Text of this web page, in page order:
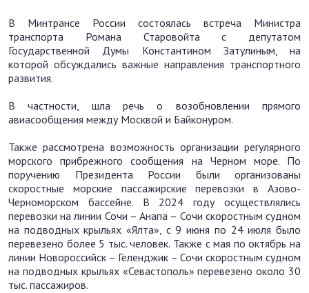
В Минтрансе России состоялась встреча Министра
транспорта Романа Старовойта с депутатом
Государственной Думы Константином Затулиным, на
которой обсуждались важные направления транспортного
развития.
В частности, шла речь о возобновлении прямого
авиасообщения между Москвой и Байконуром.
Также рассмотрена возможность организации регулярного
морского прибрежного сообщения на Черном море. По
поручению Президента России были организованы
скоростные морские пассажирские перевозки в Азово-
Черноморском бассейне. В 2024 году осуществлялись
перевозки на линии Сочи – Анапа – Сочи скоростным судном
на подводных крыльях «Ялта», с 9 июня по 24 июля было
перевезено более 5 тыс. человек. Также с мая по октябрь на
линии Новороссийск – Геленджик – Сочи скоростным судном
на подводных крыльях «Севастополь» перевезено около 30
тыс. пассажиров.